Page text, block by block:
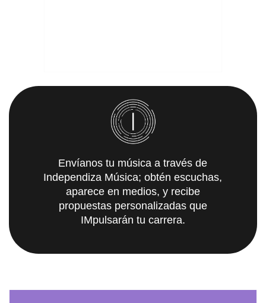
Envíanos tu música a través de
Independiza Música; obtén escuchas,
aparece en medios, y recibe
propuestas personalizadas que
IMpulsarán tu carrera.